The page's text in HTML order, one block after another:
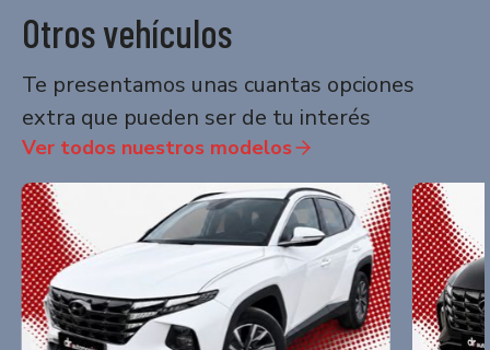
Otros vehículos
Te presentamos unas cuantas opciones
extra que pueden ser de tu interés
Ver todos nuestros modelos